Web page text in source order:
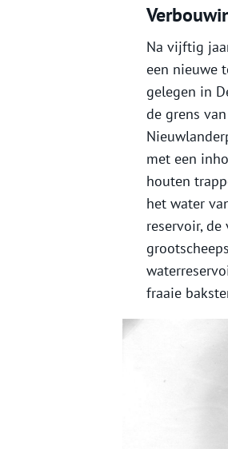
Na vijftig
een nieuwe
gelegen in
de grens
met een
houten
het water
reservoir,
fraaie